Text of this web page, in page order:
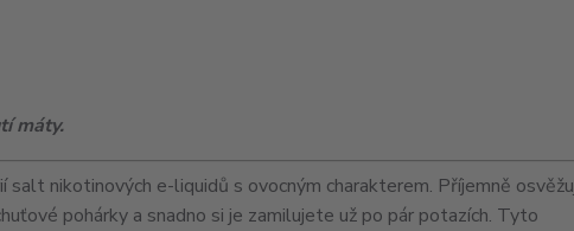
máty.
nikotinových e-liquidů s ovocným charakterem. Příjemně
pohárky a snadno si je zamilujete už po pár potazích. Tyto